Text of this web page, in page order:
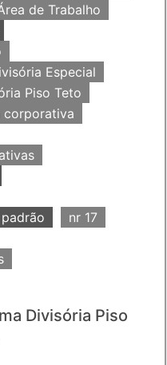
de Trabalho
Especial
Piso Teto
corporativa
nr 17
Divisória Piso